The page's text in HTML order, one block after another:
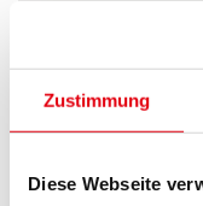
Zustimmung
Diese Webseite
Zurück zur